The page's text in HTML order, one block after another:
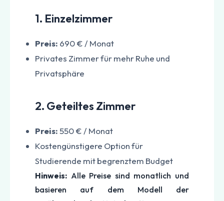
1. Einzelzimmer
Preis: 690 € / Monat
Privates Zimmer für mehr Ruhe und
Privatsphäre
2. Geteiltes Zimmer
Preis:550 € / Monat
Kostengünstigere Option für
Studierende mit begrenztem Budget
Hinweis: Alle Preise sind monatlich und
basieren auf dem Modell der